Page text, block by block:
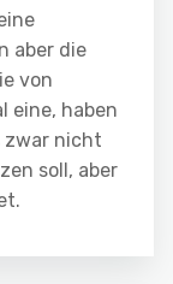
aber die
von
eine, haben
zwar nicht
soll, aber